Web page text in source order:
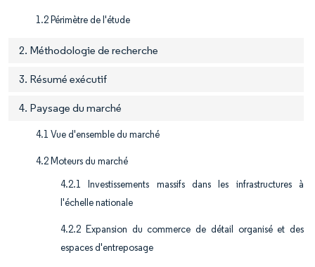
1.2 Périmètre de l'étude
2. Méthodologie de recherche
3. Résumé exécutif
4. Paysage du marché
4.1 Vue d'ensemble du marché
4.2 Moteurs du marché
4.2.1 Investissements massifs dans les infrastructures à
l'échelle nationale
4.2.2 Expansion du commerce de détail organisé et des
espaces d'entreposage